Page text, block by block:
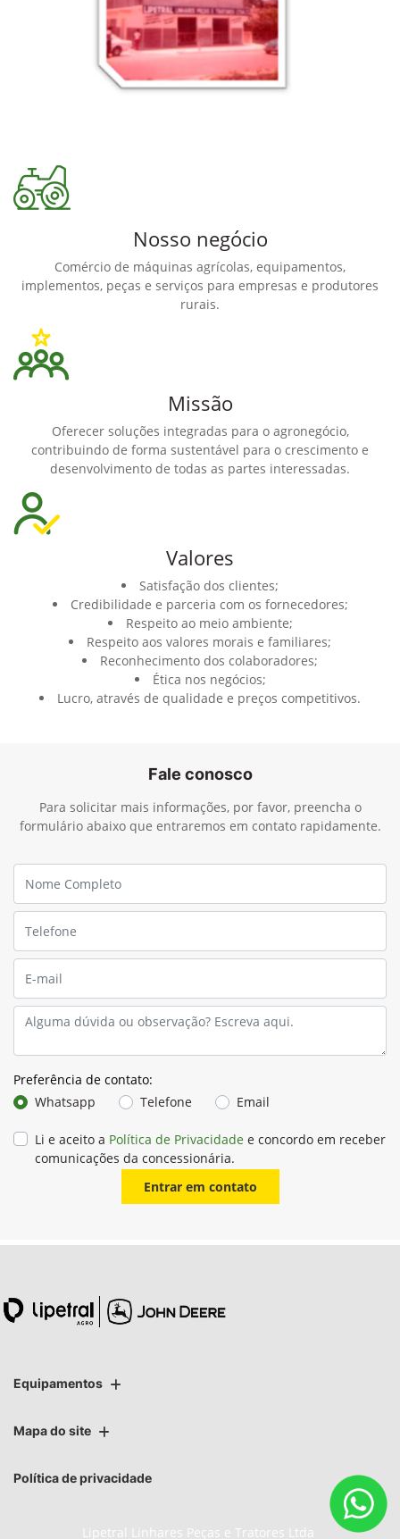
Nosso negócio
Comércio de máquinas agrícolas, equipamentos,
implementos, peças e serviços para empresas e produtores
rurais.
Missão
Oferecer soluções integradas para o agronegócio,
contribuindo de forma sustentável para o crescimento e
desenvolvimento de todas as partes interessadas.
Valores
Satisfação dos clientes;
Credibilidade e parceria com os fornecedores;
Respeito ao meio ambiente;
Respeito aos valores morais e familiares;
Reconhecimento dos colaboradores;
Ética nos negócios;
Lucro, através de qualidade e preços competitivos.
Fale conosco
Para solicitar mais informações, por favor, preencha o
formulário abaixo que entraremos em contato rapidamente.
Preferência de contato:
Whatsapp
Telefone Email
Li e aceito a Política de Privacidade e concordo em receber
comunicações da concessionária.
Entrar em contato
Equipamentos
Mapa do site
Política de privacidade
Lipetral Linhares Peças e Tratores Ltda